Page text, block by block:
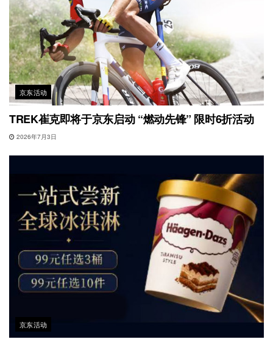
京东活动
TREK崔克即将于京东启动 “燃动先锋” 限时6折活动
2026年7月3日
京东活动